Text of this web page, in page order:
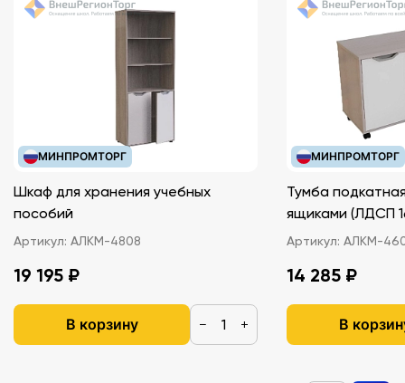
МИНПРОМТОРГ
Шкаф для хранения учебных
пособий
Артикул: АЛКМ-4808
19 195 ₽
В корзину − +
МИНПРОМТОРГ
Тумба
ящиками
Артикул: АЛКМ-
14 285 ₽
В